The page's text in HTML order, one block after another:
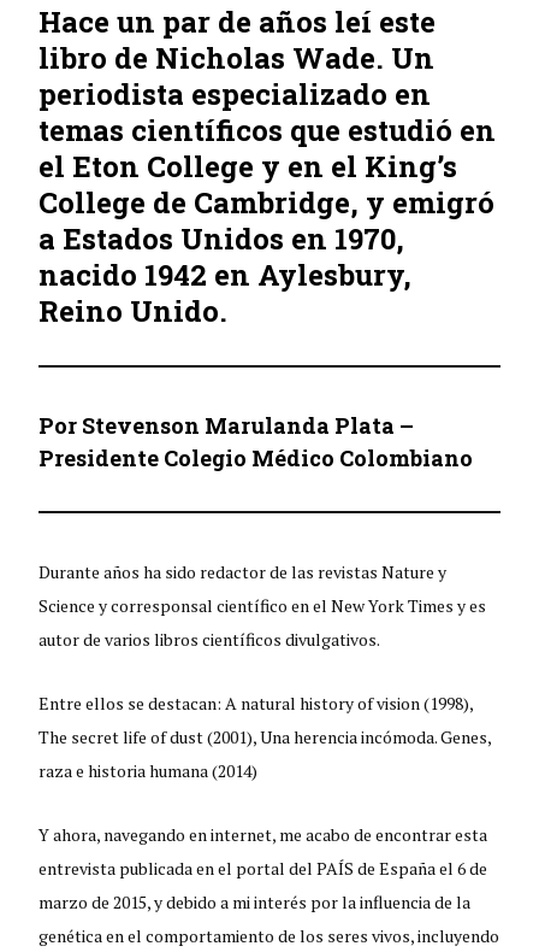
Hace un par de años leí este
libro de Nicholas Wade. Un
periodista especializado en
temas científicos que estudió en
el Eton College y en el King’s
College de Cambridge, y emigró
a Estados Unidos en 1970,
nacido 1942 en Aylesbury,
Reino Unido.
Por Stevenson Marulanda Plata –
Presidente Colegio Médico Colombiano
Durante años ha sido redactor de las revistas Nature y
Science y corresponsal científico en el New York Times y es
autor de varios libros científicos divulgativos.
Entre ellos se destacan: A natural history of vision (1998),
The secret life of dust (2001), Una herencia incómoda. Genes,
raza e historia humana (2014)
Y ahora, navegando en internet, me acabo de encontrar esta
entrevista publicada en el portal del PAÍS de España el 6 de
marzo de 2015, y debido a mi interés por la influencia de la
genética en el comportamiento de los seres vivos, incluyendo